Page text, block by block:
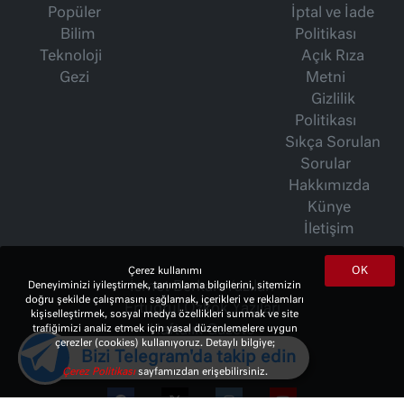
Popüler
Bilim
Teknoloji
Gezi
İptal ve İade
Politikası
Açık Rıza
Metni
Gizlilik
Politikası
Sıkça Sorulan
Sorular
Hakkımızda
Künye
İletişim
İsmet Berkan Yazıları
Ertuğrul Özkök Yazıları
Haftalık Gazete
OK
Çerez kullanımı
Deneyiminizi iyileştirmek, tanımlama bilgilerini, sitemizin
doğru şekilde çalışmasını sağlamak, içerikleri ve reklamları
kişiselleştirmek, sosyal medya özellikleri sunmak ve site
trafiğimizi analiz etmek için yasal düzenlemelere uygun
çerezler (cookies) kullanıyoruz. Detaylı bilgiye;
Çerez Politikasısayfamızdan erişebilirsiniz.
Bizi Telegram'da takip edin